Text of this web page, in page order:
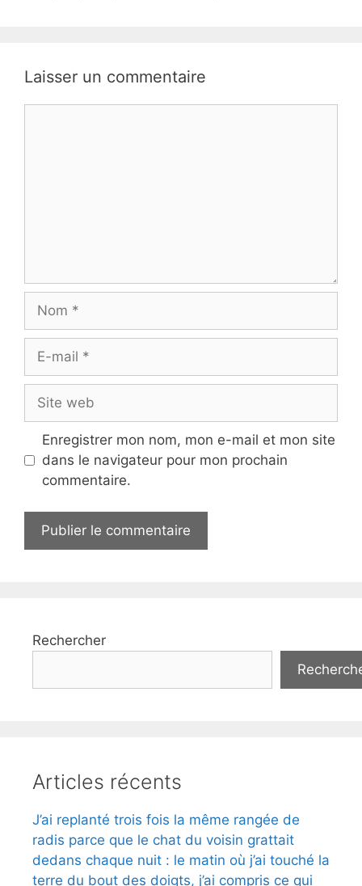
Laisser un commentaire
Nom
Site
web
Enregistrer mon nom, mon e-mail et mon site
dans le navigateur pour mon prochain
commentaire.
Rechercher
Articles récents
J’ai replanté trois fois la même rangée de
radis parce que le chat du voisin grattait
dedans chaque nuit : le matin où j’ai touché la
terre du bout des doigts, j’ai compris ce qui